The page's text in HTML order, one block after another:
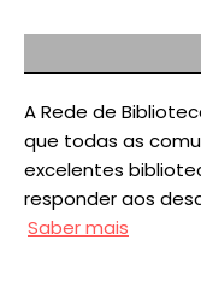
A Rede de
que todas as
excelentes
responder aos
Saber mais